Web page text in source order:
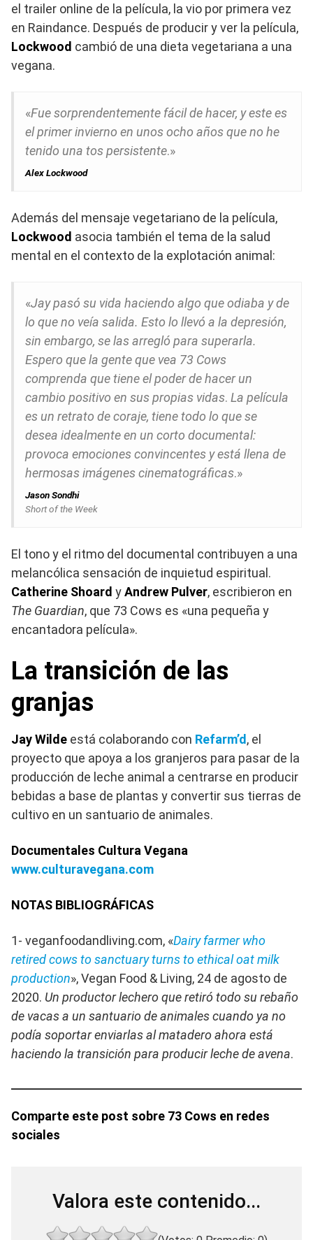
el trailer online de la película, la vio por primera vez
en Raindance. Después de producir y ver la película,
Lockwood cambió de una dieta vegetariana a una
vegana.
«Fue sorprendentemente fácil de hacer, y este es
el primer invierno en unos ocho años que no he
tenido una tos persistente.»​
Alex Lockwood
Además del mensaje vegetariano de la película,
Lockwood asocia también el tema de la salud
mental en el contexto de la explotación animal:​
«Jay pasó su vida haciendo algo que odiaba y de
lo que no veía salida. Esto lo llevó a la depresión,
sin embargo, se las arregló para superarla.
Espero que la gente que vea 73 Cows
comprenda que tiene el poder de hacer un
cambio positivo en sus propias vidas. La película
es un retrato de coraje, tiene todo lo que se
desea idealmente en un corto documental:
provoca emociones convincentes y está llena de
hermosas imágenes cinematográficas.»
Jason Sondhi
Short of the Week
El tono y el ritmo del documental contribuyen a una
melancólica sensación de inquietud espiritual.​
Catherine Shoard yAndrew Pulver, escribieron en
The Guardian, que 73 Cows es «una pequeña y
encantadora película».
La transición de las
granjas
Jay Wilde está colaborando con Refarm’d, el
proyecto que apoya a los granjeros para pasar de la
producción de leche animal a centrarse en producir
bebidas a base de plantas y convertir sus tierras de
cultivo en un santuario de animales.
Documentales Cultura Vegana
www.culturavegana.com
NOTAS BIBLIOGRÁFICAS
1- veganfoodandliving.com, «Dairy farmer who
retired cows to sanctuary turns to ethical oat milk
production», Vegan Food & Living, 24 de agosto de
2020. Un productor lechero que retiró todo su rebaño
de vacas a un santuario de animales cuando ya no
podía soportar enviarlas al matadero ahora está
haciendo la transición para producir leche de avena.
Comparte este post sobre 73 Cows en redes
sociales
Valora este contenido...